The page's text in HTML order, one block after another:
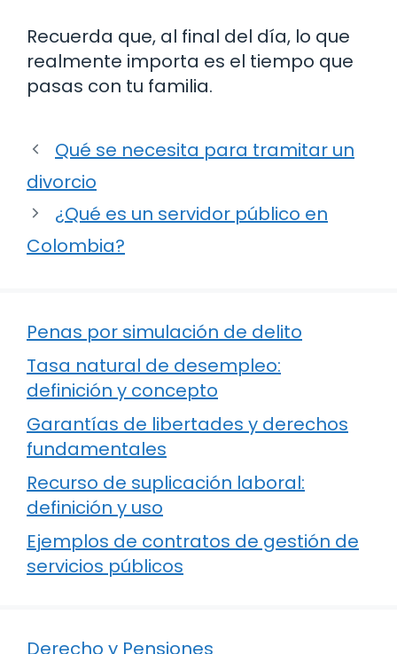
Recuerda que, al final del día, lo que
realmente importa es el tiempo que
pasas con tu familia.
Qué se necesita para tramitar un
divorcio
¿Qué es un servidor público en
Colombia?
Penas por simulación de delito
Tasa natural de desempleo:
definición y concepto
Garantías de libertades y derechos
fundamentales
Recurso de suplicación laboral:
definición y uso
Ejemplos de contratos de gestión de
servicios públicos
Derecho y Pensiones